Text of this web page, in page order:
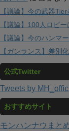
【議論】今の武器
【議論】100人ロビ
【議論】今のハンマ
【ガンランス】差別
公式Twitter
Tweets by
おすすめサイト
モンハンナウまと